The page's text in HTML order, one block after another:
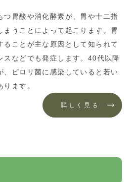
つ胃酸や消化酵素が、胃や十二指
まうことによって起こります。胃
ることが主な原因として知られて
スなどでも発症します。40代以降
、ピロリ菌に感染していると若い
ます。
詳しく見る